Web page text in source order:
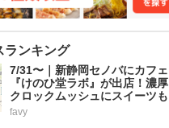
ランキング
7/31〜｜新静岡セノバにカフェ
『けのひ堂ラボ』が出店！濃厚
クロックムッシュにスイーツも
favy